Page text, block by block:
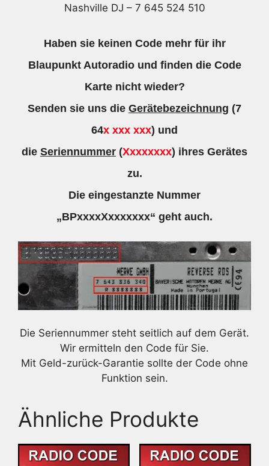
Nashville DJ – 7 645 524 510
Haben sie keinen Code mehr für ihr
Blaupunkt Autoradio und finden die Code
Karte nicht wieder?
Senden sie uns die Gerätebezeichnung (7
64x xxx xxx) und
die Seriennummer (Xxxxxxxx) ihres Gerätes
zu.
Die eingestanzte Nummer
„BPxxxxXxxxxxxx“ geht auch.
Die Seriennummer steht seitlich auf dem Gerät.
Wir ermitteln den Code für Sie.
Mit Geld-zurück-Garantie sollte der Code ohne
Funktion sein.
Ähnliche Produkte